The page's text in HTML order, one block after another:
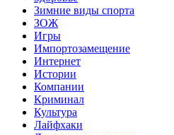
Зимние виды спорта
ЗОЖ
Игры
Импортозамещение
Интернет
Истории
Компании
Криминал
Культура
Лайфхаки